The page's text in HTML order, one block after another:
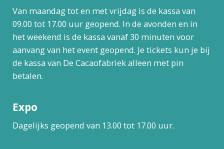
Van maandag tot en met vrijdag is de kassa van
09.00 tot 17.00 uur geopend. In de avonden en in
het weekend is de kassa vanaf 30 minuten voor
aanvang van het event geopend. Je tickets kun je bij
de kassa van De Cacaofabriek alleen met pin
betalen.
Expo
Dagelijks geopend van 13.00 tot 17.00 uur.